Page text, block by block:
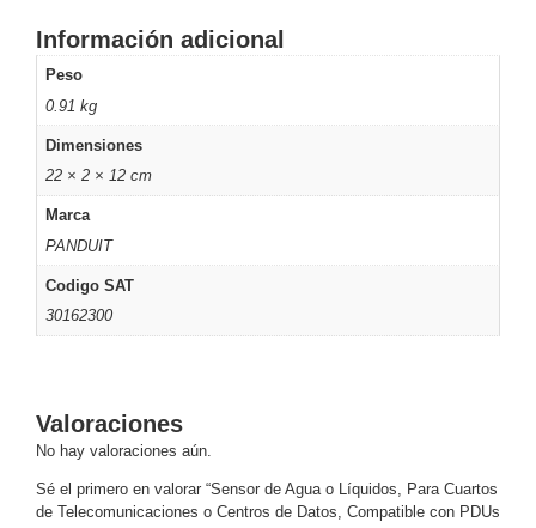
Inalámbricas
Cámaras
y DVRs
HD
TurboHD
/ AHD /
HD-TVI
Ambientes
Salinos
/ Eyeball /
Turret
MotorizadoOcultas
Analógicas
- TurboHD
TVI / AHD
/ CVI
Información adicional
Peso
0.91 kg
Dimensiones
22 × 2 × 12 cm
Marca
PANDUIT
Codigo SAT
30162300
Valoraciones
No hay valoraciones aún.
Sé el primero en valorar “Sensor de Agua o Líquidos, Para Cuartos
de Telecomunicaciones o Centros de Datos, Compatible con PDUs